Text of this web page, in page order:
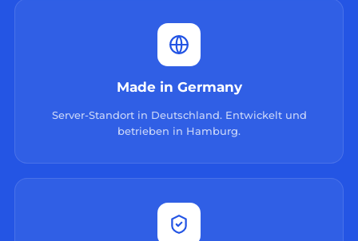
Made in Germany
Server-Standort in Deutschland. Entwickelt und
betrieben in Hamburg.